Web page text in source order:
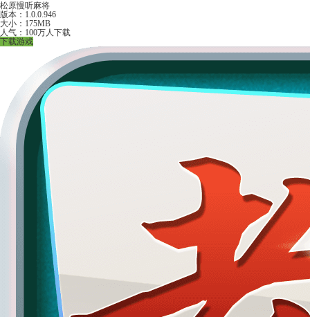
松原慢听麻将
版本：1.0.0.946
大小：175MB
人气：100万人下载
下载游戏